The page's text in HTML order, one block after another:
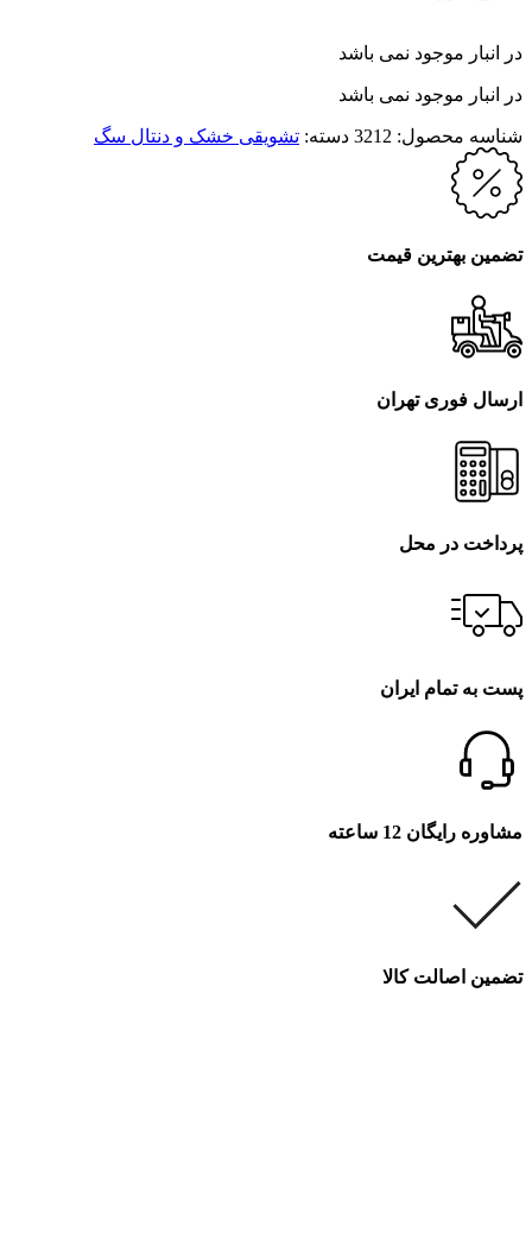
در انبار موجود نمی باشد
در انبار موجود نمی باشد
شناسه محصول: 3212 دسته: تشویقی خشک و دنتال سگ
تضمین بهترین قیمت
ارسال فوری تهران
پرداخت در محل
پست به تمام ایران
مشاوره رایگان 12 ساعته
تضمین اصالت کالا